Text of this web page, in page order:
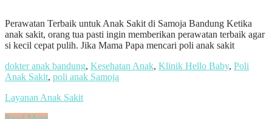
Perawatan Terbaik untuk Anak Sakit di Samoja Bandung Ketika
anak sakit, orang tua pasti ingin memberikan perawatan terbaik agar
si kecil cepat pulih. Jika Mama Papa mencari poli anak sakit
dokter anak bandung, Kesehatan Anak, Klinik Hello Baby, Poli
Anak Sakit, poli anak Samoja
Layanan Anak Sakit